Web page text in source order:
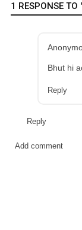
1 RESPONSE
Bhut hi
Reply
Reply
Add comment